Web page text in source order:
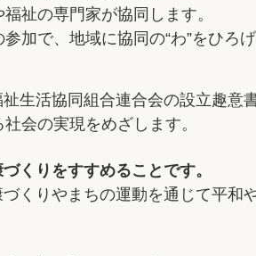
祉の専門家が協同します。
加で、地域に協同の“わ”をひろげ
生活協同組合連合会の設立趣意
会の実現をめざします。
くりをすすめることです。
くりやまちの運動を通じて平和